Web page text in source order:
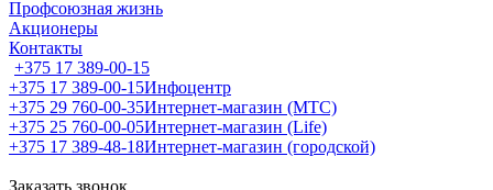
Профсоюзная жизнь
Акционеры
Контакты
+375 17 389-00-15
+375 17 389-00-15Инфоцентр
+375 29 760-00-35Интернет-магазин (МТС)
+375 25 760-00-05Интернет-магазин (Life)
+375 17 389-48-18Интернет-магазин (городской)
Заказать звонок